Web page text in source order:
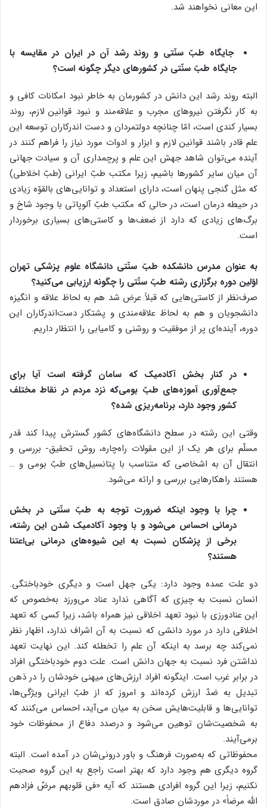
این معانی نخواهند شد.
جایگاه طبّ سنّتی و روند رشد‌ آن در ایران در مقایسه با
جایگاه طبّ سنّتی در کشورهای‌ دیگر چگونه است؟
البته روند رشد این دانش در کشورمان به خاطر نبود امکانات کافی و
‌به‌ کار نگرفتن نیروهای مجرب و علاقه‌مند و نبود قوانین لازم، روند
بسیار کندی است، امّا چنانچه دولتمردان و دست‌ اندرکاران توسعه این
علم قادر باشند قوانین لازم و ابزار و ادوات مورد نیاز را فراهم کنند در
آینده می‌توان شاهد جهش این علم و پرچمداری آن و سیادت جهانی
آن میان سایر کشورها باشیم، زیرا مکتب طبّ ایرانی (طبّ اخلاطی)
که مثل گنجی پنهان است، دارای استعداد و توانایی‌های بالقوّه زیادی
در حیطه درمان است، در حالی که مکتب طبّ آلوپاتی با وجود شاخ و
برگ‌های زیادی که دارد از ضعف‌ها و کاستی‌های بسیاری برخوردار
است.
به ‌عنوان مدرس دانشکده طبّ سنّتی دانشگاه علوم ‌پزشکی تهران
اوّلین دوره برگزاری رشته‌ طبّ سنّتی را چگونه ارزیابی می‌کنید؟
صرف‌نظر از کاستی‌هایی که قبلاً عرض شد هم به لحاظ علاقه و انگیزه
دانشجویان و هم به لحاظ علاقه‌مندی و پشتکار دست‌اندرکاران این
دوره، آینده‌ای پر از موفقیت و روشنی و کامیابی را انتظار داریم.
در کنار بخش آکادمیک که سامان گرفته است آیا برای
جمع‌آوری آموزه‌های طبّ بومی‌که نزد مردم در نقاط مختلف
کشور وجود دارد، برنامه‌ریزی شده؟
وقتی این رشته در سطح دانشگاه‌های کشور گسترش پیدا کند قدر
مسلّم برای هر یک از این مقولات راه‌چاره، روش‌ تحقیق- بررسی و
انتقال آن به اشخاصی که متناسب با پتانسیل‌های طبّ بومی و …
هستند راهکارهایی بررسی و ارائه می‌شود.
چرا با وجود اینکه ضرورت توجه به طبّ سنّتی در بخش
درمانی احساس می‌شود و با وجود آکادمیک شدن این رشته،
برخی از پزشکان نسبت به این شیوه‌های درمانی بی‌اعتنا
هستند؟
دو علت عمده وجود دارد: یکی جهل است و دیگری خودباختگی.
انسان نسبت به چیزی که آگاهی ندارد عناد می‌ورزد به‌خصوص که
این عنادورزی با نبود تعهد اخلاقی نیز همراه‌ باشد، زیرا کسی که تعهد
اخلاقی دارد در مورد دانشی که نسبت به آن اشراف ندارد، اظهار نظر
نمی‌کند چه برسد به اینکه آن علم را تخطئه کند. این نهایت تعهد
نداشتن فرد نسبت به جهان دانش است. علت دوم خودباختگی افراد
در برابر غرب است. اینگونه افراد ارزش‌های میهنی خودشان را در ذهن‌
تبدیل به ضدّ ارزش کرده‌اند و امروز که از طبّ ایرانی ویژگی‌ها،
توانایی‌ها و قابلیت‌هایش سخن به میان می‌آید، احساس می‌کنند که
به شخصیت‌شان توهین می‌شود و درصدد دفاع از محفوظات خود
برمی‌آیند.
محفوظاتی که به‌صورت فرهنگ و باور درونی‌شان در آمده است. البته
گروه دیگری هم وجود دارد که بهتر است راجع به این گروه صحبت
نکنیم، زیرا این گروه افرادی هستند که آیه «فی‌ قلوبهم مرضٌ فزادهم
‌الله مرضاً» در موردشان صادق است.